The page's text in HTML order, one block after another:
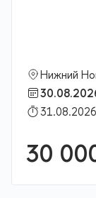
Нижний
30